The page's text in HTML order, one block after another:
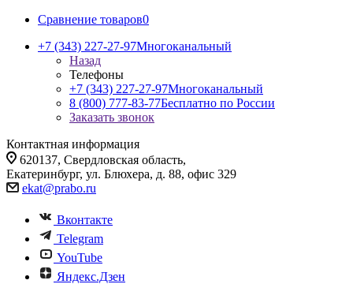
Сравнение товаров0
+7 (343) 227-27-97Многоканальный
Назад
Телефоны
+7 (343) 227-27-97Многоканальный
8 (800) 777-83-77Бесплатно по России
Заказать звонок
Контактная информация
620137, Свердловская область,
Екатеринбург, ул. Блюхера, д. 88, офис 329
ekat@prabo.ru
Вконтакте
Telegram
YouTube
Яндекс.Дзен